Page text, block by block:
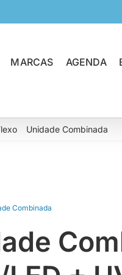
MARCAS AGENDA
Unidade Combinada
Combinada